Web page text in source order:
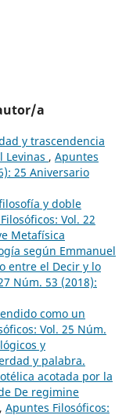
a
y trascendencia
Levinas , Apuntes
25 Aniversario
y doble
Vol. 22
Metafísica
según Emmanuel
entre el Decir y lo
Núm. 53 (2018):
como un
Vol. 25 Núm.
y
y palabra.
acotada por la
De regimine
, Apuntes Filosóficos: